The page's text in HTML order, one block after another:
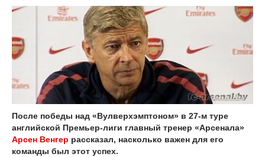
После победы над «Вулверхэмптоном» в 27-м туре
английской Премьер-лиги главный тренер «Арсенала»
Арсен Венгер рассказал, насколько важен для его
команды был этот успех.